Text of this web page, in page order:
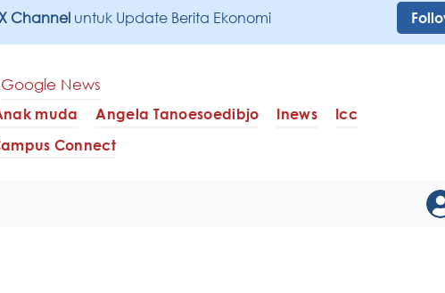
Channel untuk Update Berita Ekonomi
Google News
muda Angela Tanoesoedibjo Inews
Icc
Connect